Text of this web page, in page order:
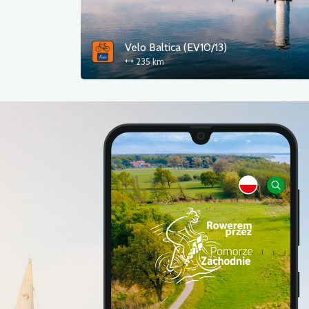
Velo Baltica (EV10/13)
235 km